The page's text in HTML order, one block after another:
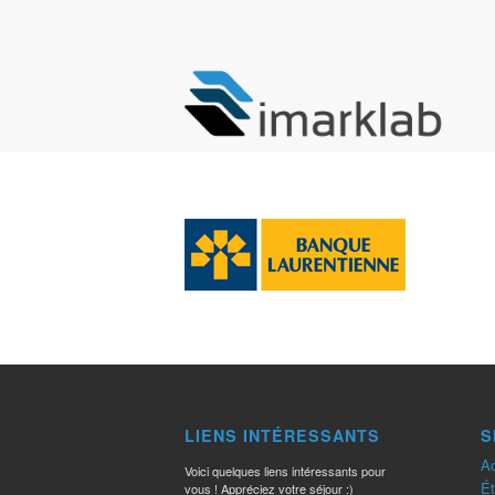
LIENS INTÉRESSANTS
Voici quelques liens intéressants pour
vous ! Appréciez votre séjour :)